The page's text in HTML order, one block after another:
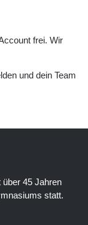
frei. Wir
und dein Team
über 45 Jahren
statt.